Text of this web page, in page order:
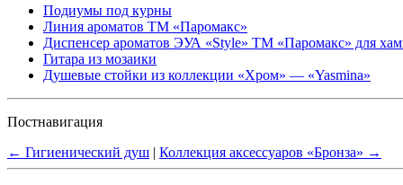
Подиумы под курны
Линия ароматов ТМ «Паромакс»
Диспенсер ароматов ЭУА «Style» ТМ «Паромакс» для
Гитара из мозаики
Душевые стойки из коллекции «Хром» — «Yasmina»
Постнавигация
← Гигиенический душ Коллекция аксессуаров «Бронза» →